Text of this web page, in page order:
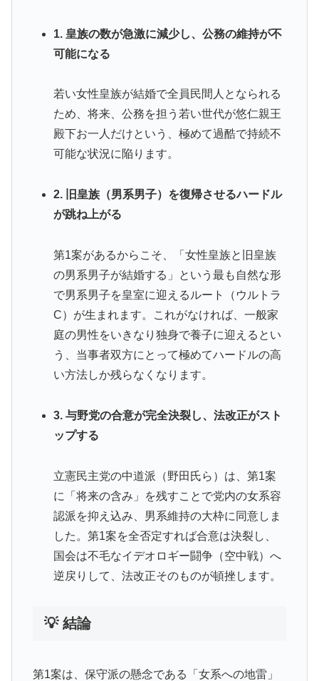
1. 皇族の数が急激に減少し、公務の維持が不
可能になる
若い女性皇族が結婚で全員民間人となられる
ため、将来、公務を担う若い世代が悠仁親王
殿下お一人だけという、極めて過酷で持続不
可能な状況に陥ります。
2. 旧皇族（男系男子）を復帰させるハードル
が跳ね上がる
第1案があるからこそ、「女性皇族と旧皇族
の男系男子が結婚する」という最も自然な形
で男系男子を皇室に迎えるルート（ウルトラ
C）が生まれます。これがなければ、一般家
庭の男性をいきなり独身で養子に迎えるとい
う、当事者双方にとって極めてハードルの高
い方法しか残らなくなります。
3. 与野党の合意が完全決裂し、法改正がスト
ップする
立憲民主党の中道派（野田氏ら）は、第1案
に「将来の含み」を残すことで党内の女系容
認派を抑え込み、男系維持の大枠に同意しま
した。第1案を全否定すれば合意は決裂し、
国会は不毛なイデオロギー闘争（空中戦）へ
逆戻りして、法改正そのものが頓挫します。
💡 結論
第1案は、保守派の懸念である「女系への地雷」